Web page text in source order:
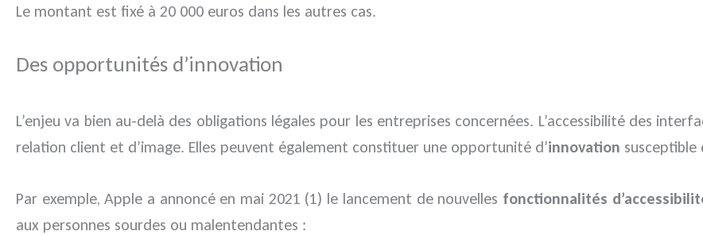
Le montant est fixé à 20 000 euros dans les autres cas.
Des opportunités d’innovation
L’enjeu va bien au-delà des obligations légales pour les entreprises concernées. L’accessibilité des
relation client et d’image. Elles peuvent également constituer une opportunité d’innovation susceptible
Par exemple, Apple a annoncé en mai 2021 (1) le lancement de nouvelles fonctionnalités
aux personnes sourdes ou malentendantes :